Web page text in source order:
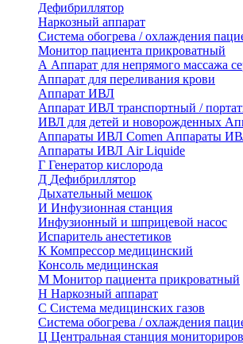
Дефибриллятор
Наркозный аппарат
Система обогрева / охлаждения
Монитор пациента прикроватный
А Аппарат для непрямого массажа
Аппарат для переливания крови
Аппарат ИВЛ
Аппарат ИВЛ транспортный /
ИВЛ для детей и новорожденных
Аппараты ИВЛ Comen Аппараты
Аппараты ИВЛ Air Liquide
Г Генератор кислорода
Д Дефибриллятор
Дыхательный мешок
И Инфузионная станция
Инфузионный и шприцевой насос
Испаритель анестетиков
К Компрессор медицинский
Консоль медицинская
М Монитор пациента прикроватный
Н Наркозный аппарат
С Система медицинских газов
Система обогрева / охлаждения
Ц Центральная станция